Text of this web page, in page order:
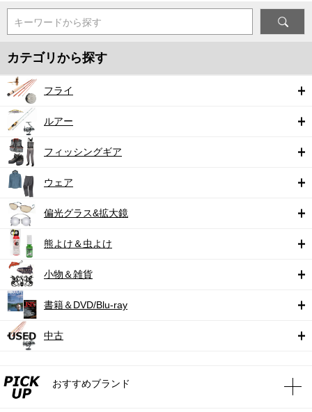
キーワードから探す
カテゴリから探す
フライ
ルアー
フィッシングギア
ウェア
偏光グラス&拡大鏡
熊よけ＆虫よけ
小物＆雑貨
書籍＆DVD/Blu-ray
中古
おすすめブランド